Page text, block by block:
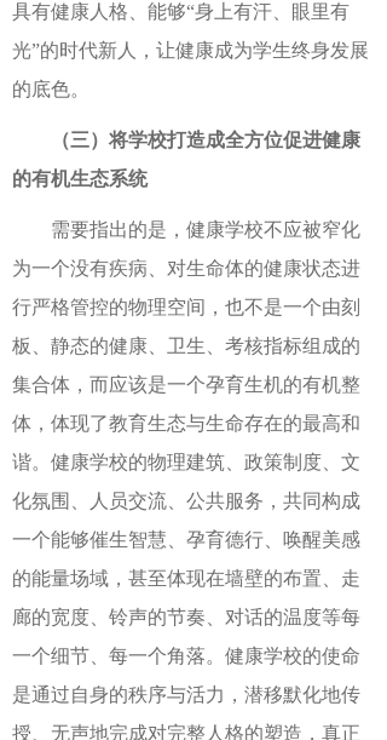
具有健康人格、能够“身上有汗、眼里有
光”的时代新人，让健康成为学生终身发展
的底色。
（三）将学校打造成全方位促进健康
的有机生态系统
需要指出的是，健康学校不应被窄化
为一个没有疾病、对生命体的健康状态进
行严格管控的物理空间，也不是一个由刻
板、静态的健康、卫生、考核指标组成的
集合体，而应该是一个孕育生机的有机整
体，体现了教育生态与生命存在的最高和
谐。健康学校的物理建筑、政策制度、文
化氛围、人员交流、公共服务，共同构成
一个能够催生智慧、孕育德行、唤醒美感
的能量场域，甚至体现在墙壁的布置、走
廊的宽度、铃声的节奏、对话的温度等每
一个细节、每一个角落。健康学校的使命
是通过自身的秩序与活力，潜移默化地传
授、无声地完成对完整人格的塑造，真正